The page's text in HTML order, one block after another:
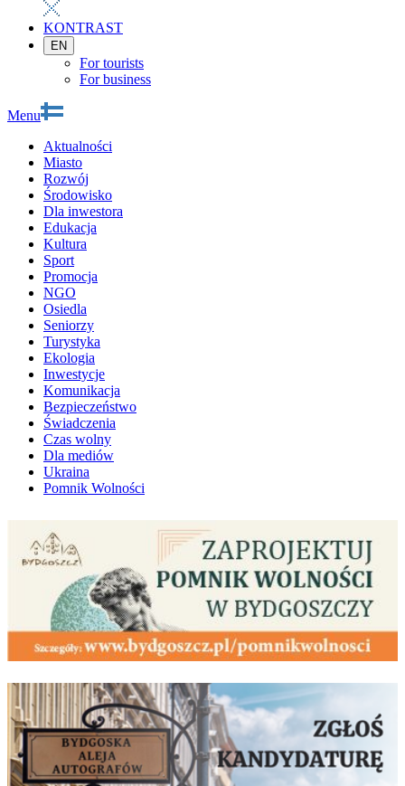
KONTRAST
EN
For tourists
For business
Menu
Aktualności
Miasto
Rozwój
Środowisko
Dla inwestora
Edukacja
Kultura
Sport
Promocja
NGO
Osiedla
Seniorzy
Turystyka
Ekologia
Inwestycje
Komunikacja
Bezpieczeństwo
Świadczenia
Czas wolny
Dla mediów
Ukraina
Pomnik Wolności